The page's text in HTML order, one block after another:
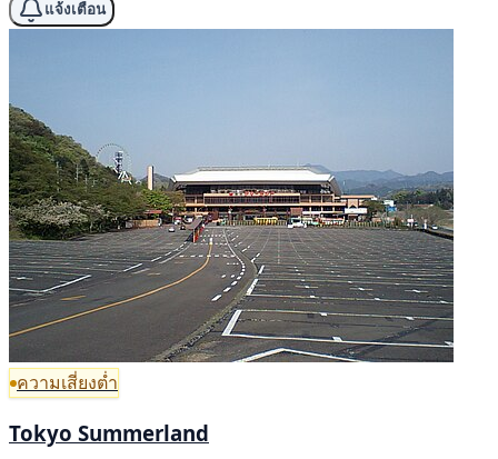
แจ้งเตือน
ความเสี่ยงต่ำ
Tokyo Summerland